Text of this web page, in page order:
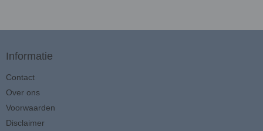
Informatie
Contact
Over ons
Voorwaarden
Disclaimer